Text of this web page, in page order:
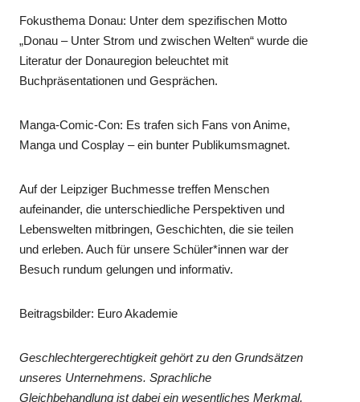
Fokusthema Donau: Unter dem spezifischen Motto
„Donau – Unter Strom und zwischen Welten“ wurde die
Literatur der Donauregion beleuchtet mit
Buchpräsentationen und Gesprächen.
Manga-Comic-Con: Es trafen sich Fans von Anime,
Manga und Cosplay – ein bunter Publikumsmagnet.
Auf der Leipziger Buchmesse treffen Menschen
aufeinander, die unterschiedliche Perspektiven und
Lebenswelten mitbringen, Geschichten, die sie teilen
und erleben. Auch für unsere Schüler*innen war der
Besuch rundum gelungen und informativ.
Beitragsbilder: Euro Akademie
Geschlechtergerechtigkeit gehört zu den Grundsätzen
unseres Unternehmens. Sprachliche
Gleichbehandlung ist dabei ein wesentliches Merkmal.